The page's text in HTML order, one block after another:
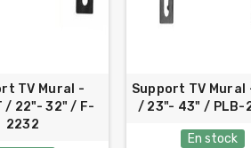
TV Mural -
/ 22"- 32" / F-
2232
Support TV Mural
/ 23"- 43" / PLB-
En stock